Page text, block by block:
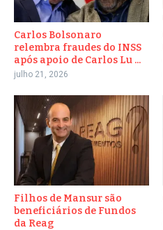
Carlos Bolsonaro
relembra fraudes do INSS
após apoio de Carlos Lu ...
julho 21, 2026
Filhos de Mansur são
beneficiários de Fundos
da Reag